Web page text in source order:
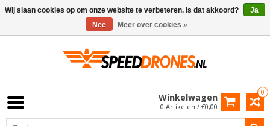
0
Winkelwagen
0 Artikelen / €0,00
Wij slaan cookies op om onze website te verbeteren. Is dat akkoord?
Ja
Nee
Meer over cookies »